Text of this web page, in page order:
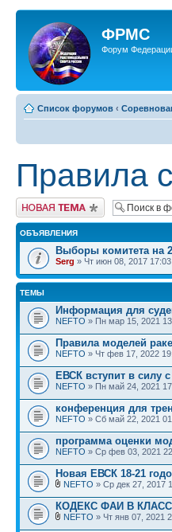
ФРМС
Форум
Список форумов ‹
Правила
Новая тема
ОБЪЯВЛЕНИЯ
Выборы комитета на
Serg » Чт июн 08, 2017 17:03
ТЕМЫ
Информация для
NEFTO » Пн мар 15, 2021
Правила моделей
NEFTO » Чт фев 17, 2022
ЕВСК вступит в силу
NEFTO » Пн май 24, 2021
конференция для
NEFTO » Сб май 22, 2021
программа оценки
NEFTO » Ср фев 03, 2021
Новая ЕВСК 18-21
NEFTO » Ср дек 27, 2017
КОДЕКС ФАИ В
NEFTO » Чт янв 07, 2021